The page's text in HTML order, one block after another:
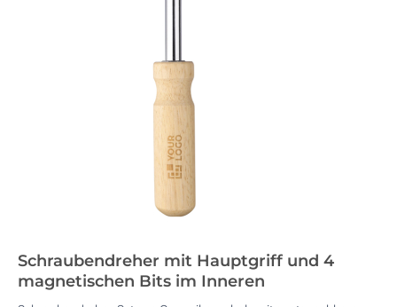
Schraubendreher mit Hauptgriff und 4
magnetischen Bits im Inneren